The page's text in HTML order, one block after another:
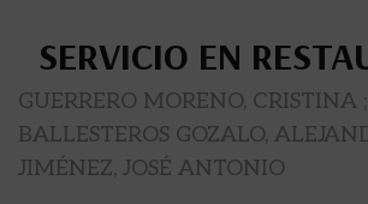
SERVICIO EN
GUERRERO MORENO, CRISTINA ;
BALLESTEROS GOZALO,
JIMÉNEZ, JOSÉ ANTONIO